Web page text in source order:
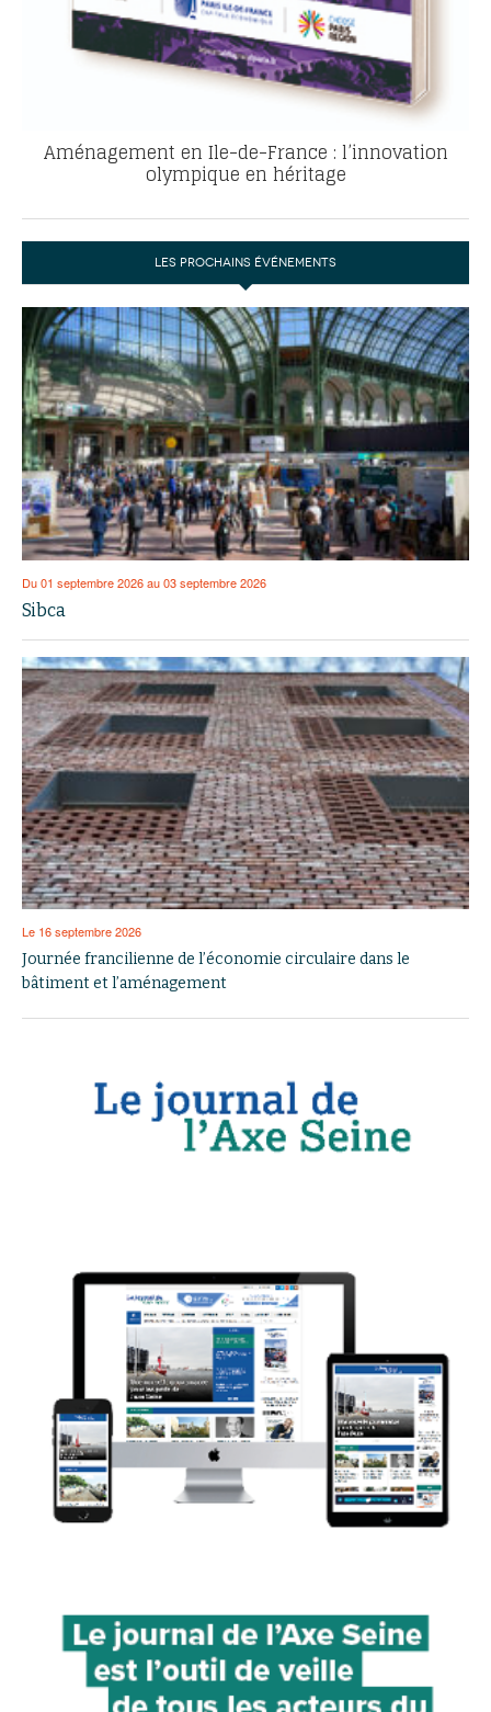
Aménagement en Ile-de-France : l’innovation
olympique en héritage
LES PROCHAINS ÉVÉNEMENTS
Du 01 septembre 2026 au 03 septembre 2026
Sibca
Le 16 septembre 2026
Journée francilienne de l’économie circulaire dans le
bâtiment et l’aménagement